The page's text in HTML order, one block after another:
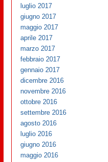
luglio 2017
giugno 2017
maggio 2017
aprile 2017
marzo 2017
febbraio 2017
gennaio 2017
dicembre 2016
novembre 2016
ottobre 2016
settembre 2016
agosto 2016
luglio 2016
giugno 2016
maggio 2016